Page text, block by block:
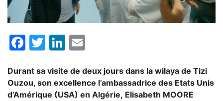
Facebook
TwitterLinkedIn
Durant sa visite de deux jours dans la wilaya de Tizi
Ouzou, son excellence l’ambassadrice des Etats Unis
d’Amérique (USA) en Algérie, Elisabeth MOORE